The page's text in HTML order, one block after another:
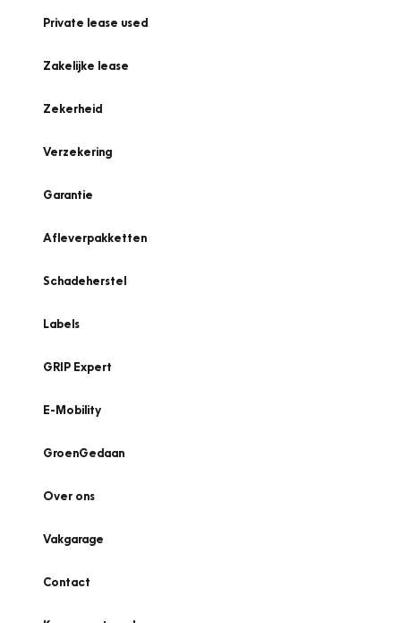
Private lease used
Zakelijke lease
Zekerheid
Verzekering
Garantie
Afleverpakketten
Schadeherstel
Labels
GRIP Expert
E-Mobility
GroenGedaan
Over ons
Vakgarage
Contact